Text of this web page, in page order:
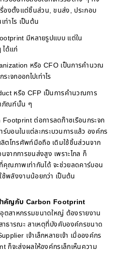
องตั้งแต่ชิ้นส่วน, ขนส่ง, ประกอบ
ท่าไร เป็นต้น
มีหลายรูปแบบ แต่ใน
ได้แก่
หรือ CFO เป็นการคำนวณ
ะจกออกไปเท่าไร
หรือ CFP เป็นการคำนวณการ
ภัณฑ์นั้น ๆ
ต่อการลดก๊าซเรือนกระจก
บอนในแต่ละกระบวนการแล้ว องค์กร
ตโทรศัพท์มือถือ เดิมใช้ชิ้นส่วนจาก
ากการขนส่งสูง เพราะไกล ก็
คุณภาพเท่ากันได้ จะช่วยลดคาร์บอน
ช้พลังงานน้อยกว่า เป็นต้น
ำคัญกับ Carbon Footprint
ตสาหกรรมขนาดใหญ่ ต้องรายงาน
าธารณะ สาเหตุที่บังคับองค์กรขนาด
เจ้าเล็กหลายเจ้า เมื่อองค์กร
ก็จะส่งผลให้องค์กรเล็กเห็นความ